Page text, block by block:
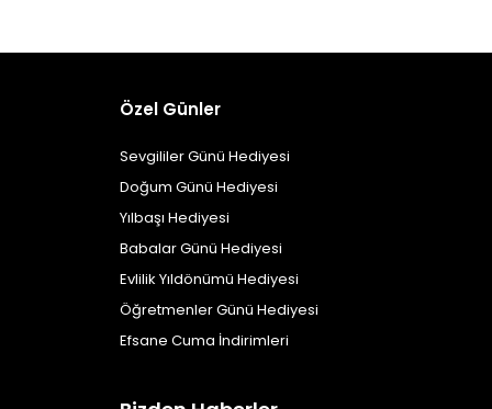
Özel Günler
Sevgililer Günü Hediyesi
Doğum Günü Hediyesi
Yılbaşı Hediyesi
Babalar Günü Hediyesi
Evlilik Yıldönümü Hediyesi
Öğretmenler Günü Hediyesi
Efsane Cuma İndirimleri